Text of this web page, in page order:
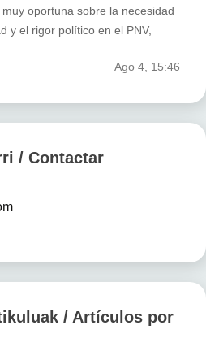
oportuna sobre la necesidad
y el rigor político en el PNV,
Ago 4, 15:46
/ Contactar
/ Artículos por